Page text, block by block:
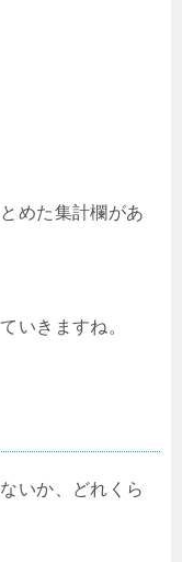
めた集計欄があ
いきますね。
いか、どれくら